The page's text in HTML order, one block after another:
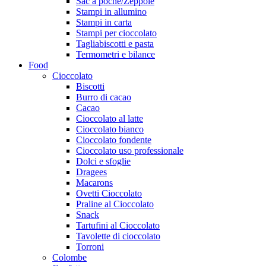
Stampi in allumino
Stampi in carta
Stampi per cioccolato
Tagliabiscotti e pasta
Termometri e bilance
Food
Cioccolato
Biscotti
Burro di cacao
Cacao
Cioccolato al latte
Cioccolato bianco
Cioccolato fondente
Cioccolato uso professionale
Dolci e sfoglie
Dragees
Macarons
Ovetti Cioccolato
Praline al Cioccolato
Snack
Tartufini al Cioccolato
Tavolette di cioccolato
Torroni
Colombe